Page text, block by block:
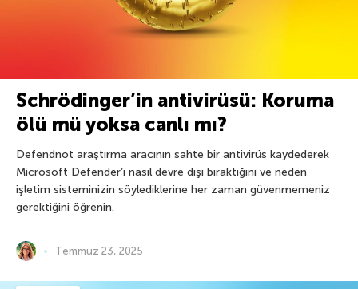
Schrödinger’in antivirüsü: Koruma
ölü mü yoksa canlı mı?
Defendnot araştırma aracının sahte bir antivirüs kaydederek
Microsoft Defender’ı nasıl devre dışı bıraktığını ve neden
işletim sisteminizin söylediklerine her zaman güvenmemeniz
gerektiğini öğrenin.
Temmuz 23, 2025